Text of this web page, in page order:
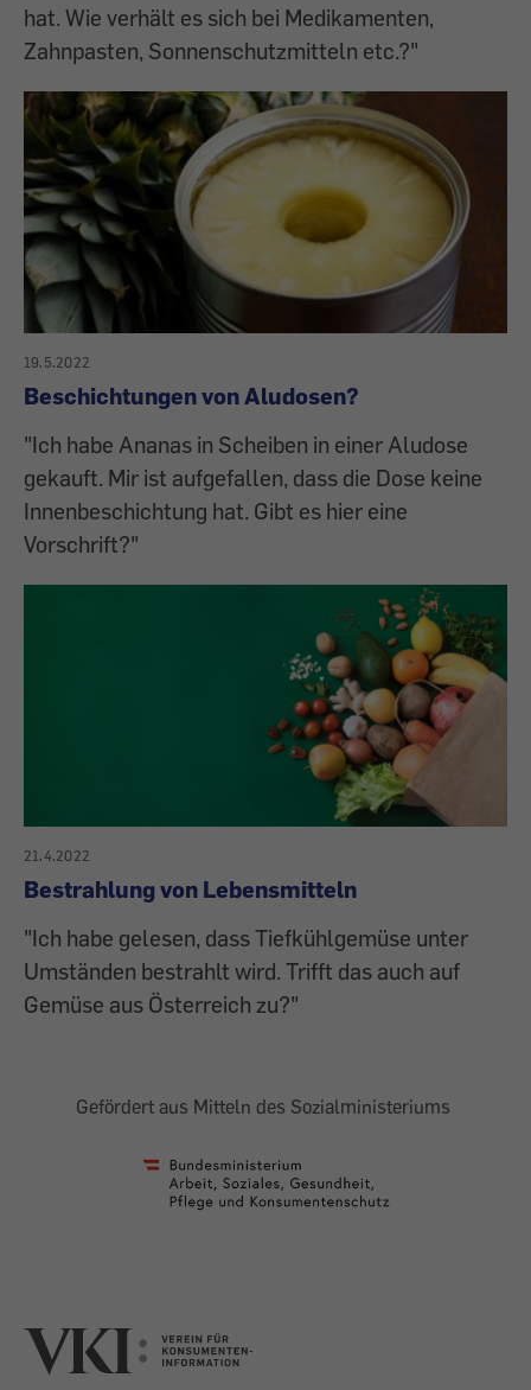
hat. Wie verhält es sich bei Medikamenten,
Zahnpasten, Sonnenschutzmitteln etc.?"
19.5.2022
Beschichtungen von Aludosen?
"Ich habe Ananas in Scheiben in einer Aludose
gekauft. Mir ist aufgefallen, dass die Dose keine
Innenbeschichtung hat. Gibt es hier eine
Vorschrift?"
21.4.2022
Bestrahlung von Lebensmitteln
"Ich habe gelesen, dass Tiefkühlgemüse unter
Umständen bestrahlt wird. Trifft das auch auf
Gemüse aus Österreich zu?"
Gefördert aus Mitteln des Sozialministeriums